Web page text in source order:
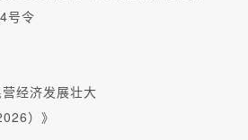
号令
经济发展壮大
）》